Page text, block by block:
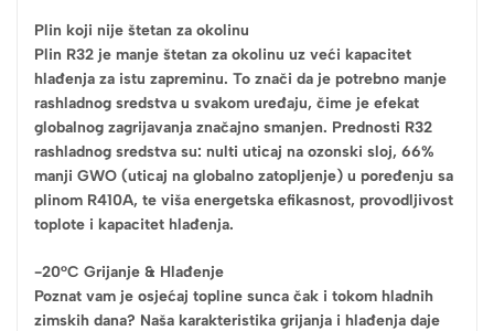
Plin koji nije štetan za okolinu
Plin R32 je manje štetan za okolinu uz veći kapacitet
hlađenja za istu zapreminu. To znači da je potrebno manje
rashladnog sredstva u svakom uređaju, čime je efekat
globalnog zagrijavanja značajno smanjen. Prednosti R32
rashladnog sredstva su: nulti uticaj na ozonski sloj, 66%
manji GWO (uticaj na globalno zatopljenje) u poređenju sa
plinom R410A, te viša energetska efikasnost, provodljivost
toplote i kapacitet hlađenja.
-20°C Grijanje & Hlađenje
Poznat vam je osjećaj topline sunca čak i tokom hladnih
zimskih dana? Naša karakteristika grijanja i hlađenja daje